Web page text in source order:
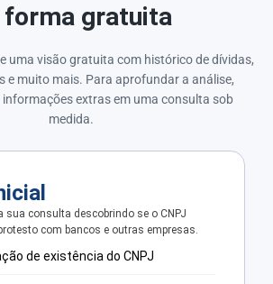
forma gratuita
uma visão gratuita com histórico de dívidas,
e muito mais. Para aprofundar a análise,
informações extras em uma consulta sob
medida.
sua consulta descobrindo se o CNPJ
com bancos e outras empresas.
de existência do CNPJ